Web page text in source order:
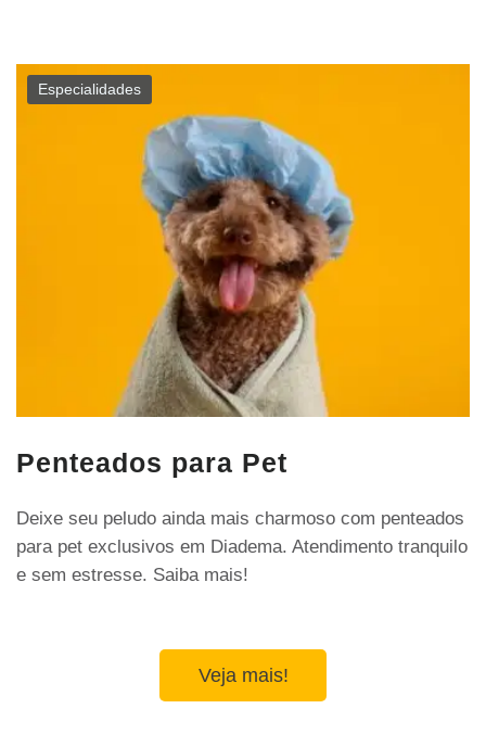
Especialidades
Penteados para Pet
Deixe seu peludo ainda mais charmoso com penteados
para pet exclusivos em Diadema. Atendimento tranquilo
e sem estresse. Saiba mais!
Veja mais!